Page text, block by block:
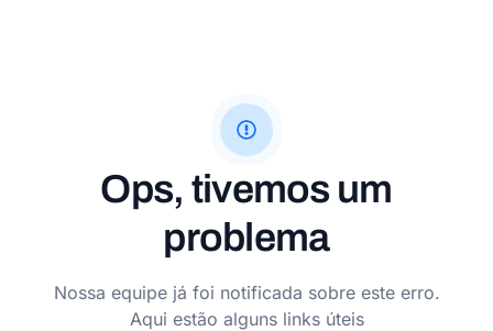
Ops, tivemos um
problema
Nossa equipe já foi notificada sobre este erro.
Aqui estão alguns links úteis